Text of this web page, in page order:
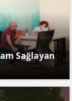
Sağlayan